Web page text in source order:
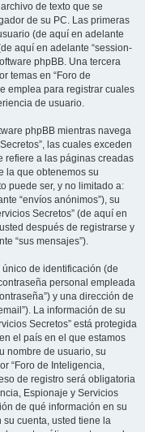
de texto que se
de su PC. Las primeras
(de aquí en adelante
aquí en adelante “session-
phpBB. Una tercera
temas en “Foro de
emplea para registrar cuales
de usuario.
phpBB mientras navega
las cuales exceden
refiere a las páginas creadas
la que obtenemos su
puede ser, y no limitado a:
“envíos anónimos”), su
Secretos” (de aquí en
después de registrarse y
“sus mensajes”).
de identificación (de
personal empleada
y una dirección de
La información de su
Secretos” está protegida
el país en el que estamos
nombre de usuario, su
“Foro de Inteligencia,
de registro será obligatoria
Espionaje y Servicios
de qué información en su
cuenta, usted tiene la